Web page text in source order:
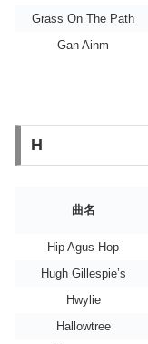
Grass On The Path
Gan Ainm
H
曲名
Hip Agus Hop
Hugh Gillespie’s
Hwylie
Hallowtree